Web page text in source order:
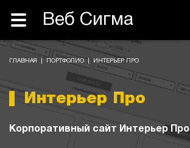
Веб Сигма
ГЛАВНАЯ ПОРТФОЛИО | ИНТЕРЬЕР ПРО
Интерьер Про
Корпоративный сайт Интерьер Про